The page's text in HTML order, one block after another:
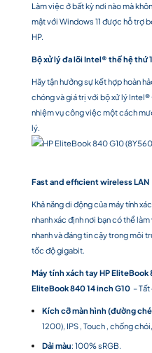
Làm việc ở bất kỳ nơi nào mà
mật với Windows 11 được hỗ trợ
HP.
Bộ xử lý đa lõi Intel® thế hệ thứ
Hãy tận hưởng sự kết hợp hoàn
chóng và giá trị với bộ xử lý
nhiệm vụ công việc một cách
lý.
Fast and efficient wireless LAN
Khả năng di động của máy tính
nhanh xác định nơi bạn có thể
nhanh và đáng tin cậy trong môi
tốc độ gigabit.
Máy tính xách tay HP EliteBook
EliteBook 840 14 inch G10 –
Kích cỡ màn hình (đường
1200), IPS , Touch , chống
Dải màu: 100% sRGB.